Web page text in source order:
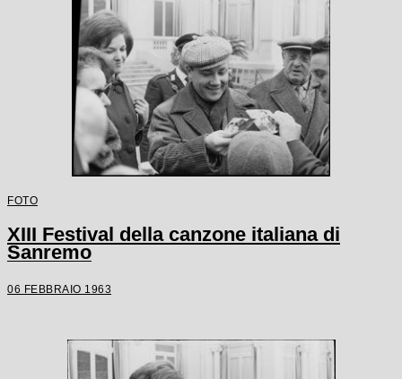
FOTO
XIII Festival della canzone italiana di
Sanremo
06 FEBBRAIO 1963